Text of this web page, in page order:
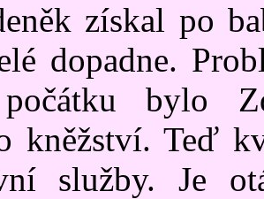
získal po
dopadne.
bylo
kněžství. Teď
služby. Je